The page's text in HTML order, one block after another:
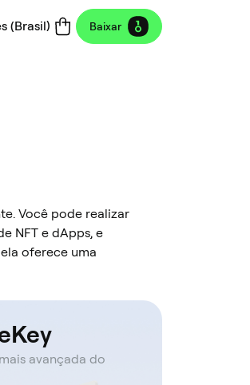
(Brasil) Baixar
Você pode realizar
NFT e dApps, e
oferece uma
avançada do